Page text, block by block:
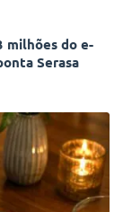
milhões do e-
Serasa